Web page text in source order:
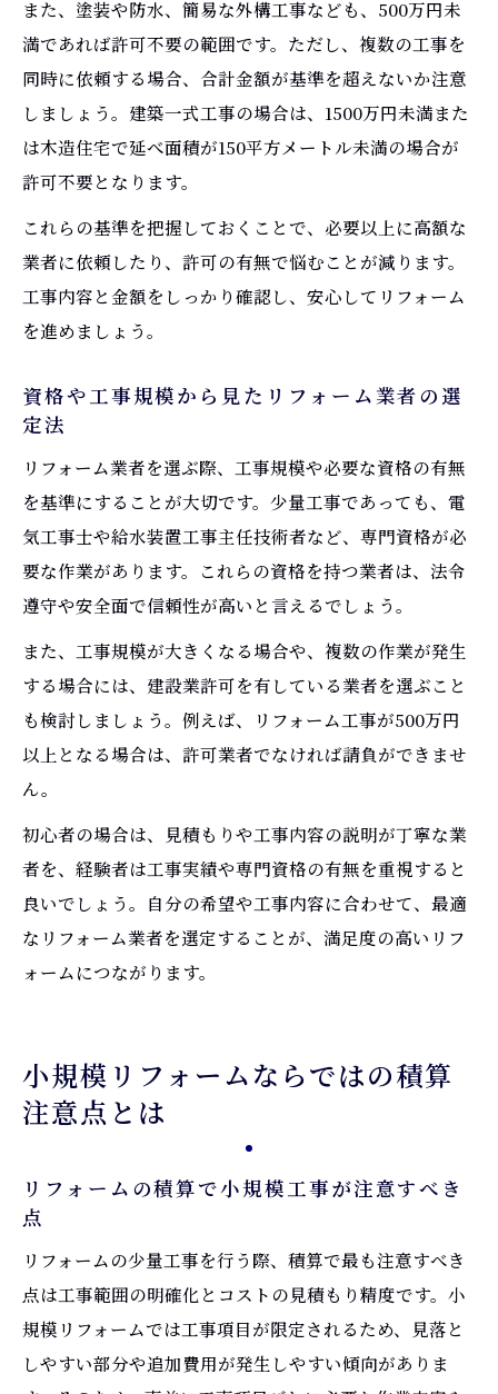
また、塗装や防水、簡易な外構工事なども、500万円未
満であれば許可不要の範囲です。ただし、複数の工事を
同時に依頼する場合、合計金額が基準を超えないか注意
しましょう。建築一式工事の場合は、1500万円未満また
は木造住宅で延べ面積が150平方メートル未満の場合が
許可不要となります。
これらの基準を把握しておくことで、必要以上に高額な
業者に依頼したり、許可の有無で悩むことが減ります。
工事内容と金額をしっかり確認し、安心してリフォーム
を進めましょう。
資格や工事規模から見たリフォーム業者の選
定法
リフォーム業者を選ぶ際、工事規模や必要な資格の有無
を基準にすることが大切です。少量工事であっても、電
気工事士や給水装置工事主任技術者など、専門資格が必
要な作業があります。これらの資格を持つ業者は、法令
遵守や安全面で信頼性が高いと言えるでしょう。
また、工事規模が大きくなる場合や、複数の作業が発生
する場合には、建設業許可を有している業者を選ぶこと
も検討しましょう。例えば、リフォーム工事が500万円
以上となる場合は、許可業者でなければ請負ができませ
ん。
初心者の場合は、見積もりや工事内容の説明が丁寧な業
者を、経験者は工事実績や専門資格の有無を重視すると
良いでしょう。自分の希望や工事内容に合わせて、最適
なリフォーム業者を選定することが、満足度の高いリフ
ォームにつながります。
小規模リフォームならではの積算
注意点とは
リフォームの積算で小規模工事が注意すべき
点
リフォームの少量工事を行う際、積算で最も注意すべき
点は工事範囲の明確化とコストの見積もり精度です。小
規模リフォームでは工事項目が限定されるため、見落と
しやすい部分や追加費用が発生しやすい傾向がありま